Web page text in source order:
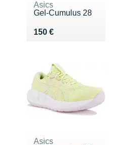
Asics
Gel-Cumulus 28
150 €
Vendu 150 €
Asics